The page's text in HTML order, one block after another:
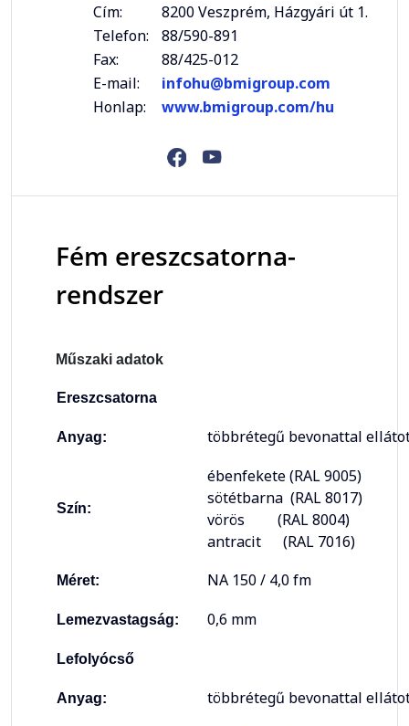
Cím:
8200 Veszprém, Házgyári út 1.
Telefon:
88/590-891
Fax:
88/425-012
E-mail:
infohu@bmigroup.com
Honlap:
www.bmigroup.com/hu
Fém ereszcsatorna-
rendszer
Műszaki adatok
Ereszcsatorna
Anyag: többrétegű bevonattal
Szín:
ébenfekete (RAL 9005)
sötétbarna (RAL 8017)
vörös (RAL 8004)
antracit (RAL 7016)
Méret: NA 150 / 4,0 fm
Lemezvastagság: 0,6 mm
Lefolyócső
Anyag: többrétegű bevonattal